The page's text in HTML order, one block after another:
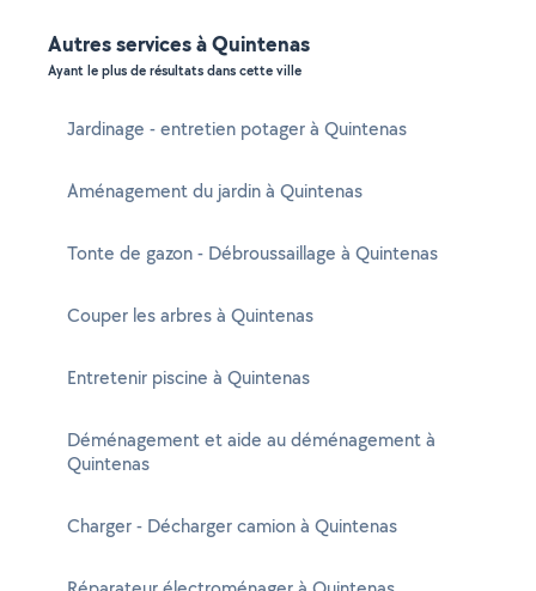
Autres services à Quintenas
Ayant le plus de résultats dans cette ville
Jardinage - entretien potager à Quintenas
Aménagement du jardin à Quintenas
Tonte de gazon - Débroussaillage à Quintenas
Couper les arbres à Quintenas
Entretenir piscine à Quintenas
Déménagement et aide au déménagement à
Quintenas
Charger - Décharger camion à Quintenas